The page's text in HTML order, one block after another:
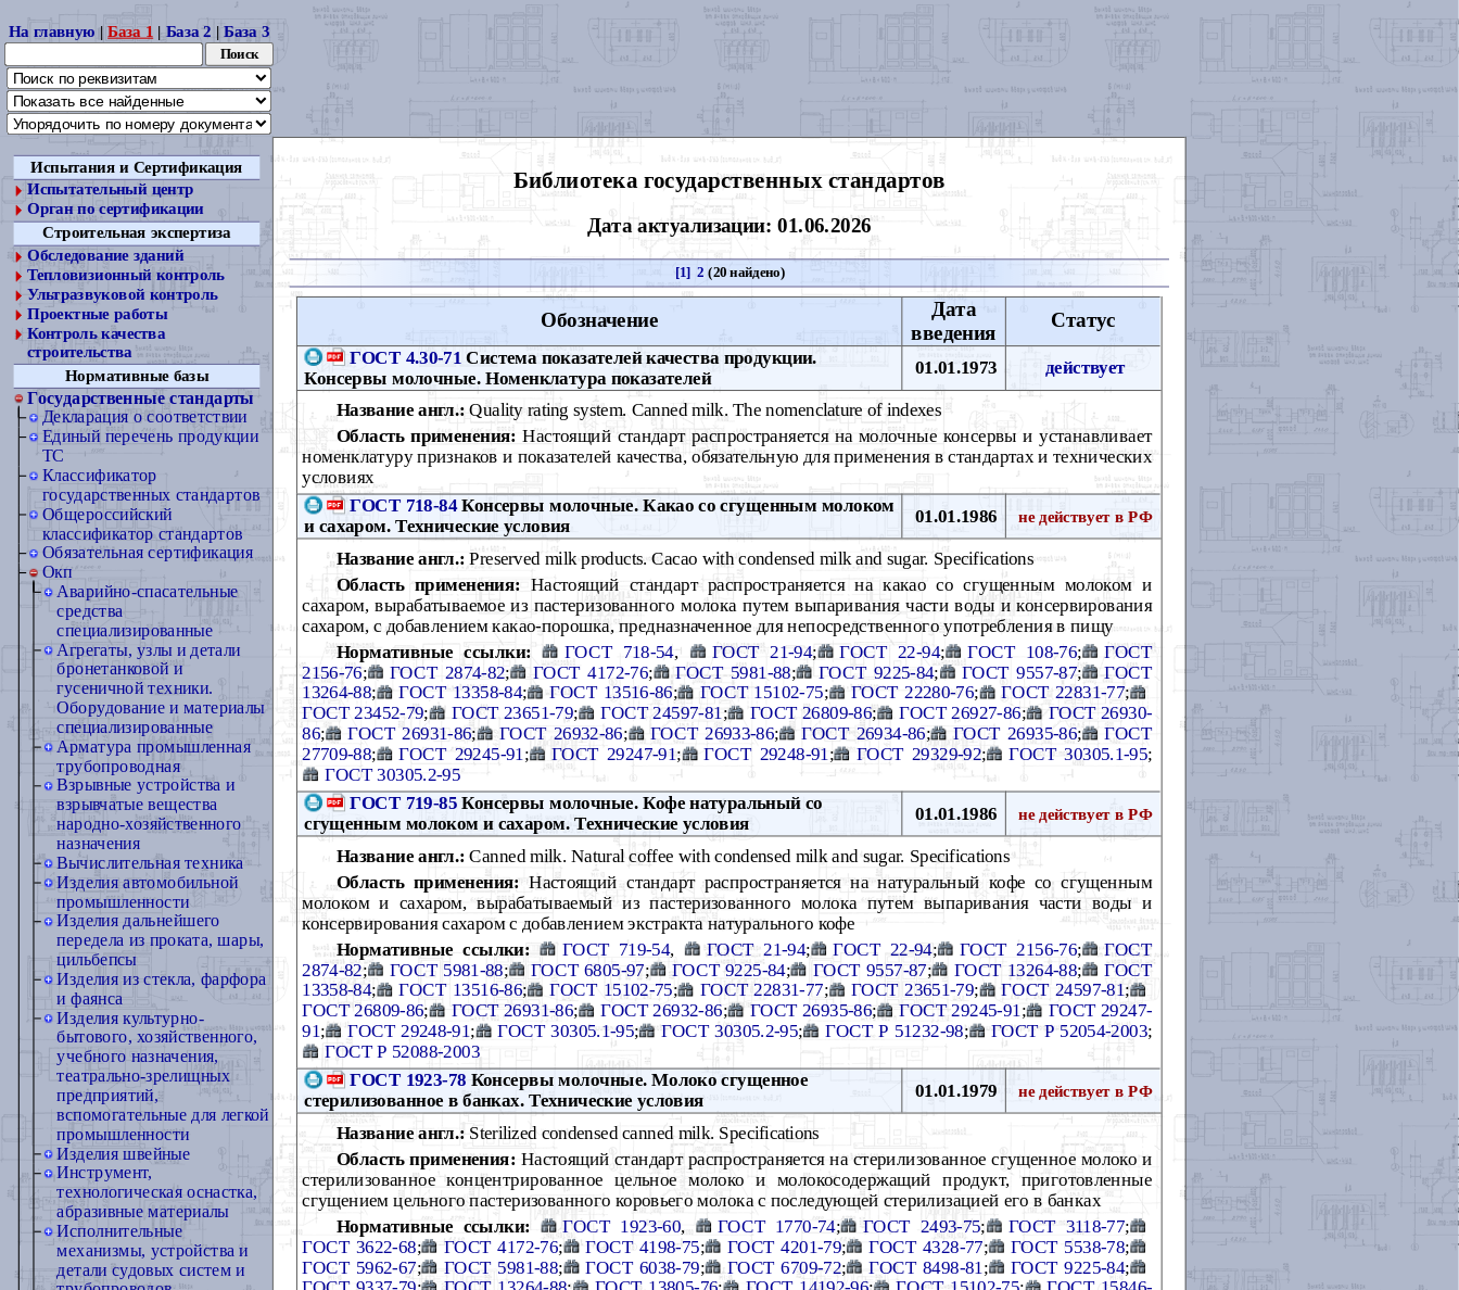
На главную |База 1 | База 2 |База 3
Испытания и Сертификация
Испытательный центр
Орган по сертификации
Строительная экспертиза
Обследование зданий
Тепловизионный контроль
Ультразвуковой контроль
Проектные работы
Контроль качества
строительства
Нормативные базы
Государственные стандарты
Декларация о соответствии
Единый перечень продукции
ТС
Классификатор
государственных стандартов
Общероссийский
классификатор стандартов
Обязательная сертификация
Окп
Аварийно-спасательные
средства
специализированные
Агрегаты, узлы и детали
бронетанковой и
гусеничной техники.
Оборудование и материалы
специализированные
Арматура промышленная
трубопроводная
Взрывные устройства и
взрывчатые вещества
народно-хозяйственного
назначения
Вычислительная техника
Изделия автомобильной
промышленности
Изделия дальнейшего
передела из проката, шары,
цильбепсы
Изделия из стекла, фарфора
и фаянса
Изделия культурно-
бытового, хозяйственного,
учебного назначения,
театрально-зрелищных
предприятий,
вспомогательные для легкой
промышленности
Изделия швейные
Инструмент,
технологическая оснастка,
абразивные материалы
Исполнительные
механизмы, устройства и
детали судовых систем и
Библиотека государственных стандартов
Дата актуализации: 01.06.2026
[1] 2 (20 найдено)
Обозначение
Дата
введения
Статус
ГОСТ 4.30-71 Система показателей качества продукции.
Консервы молочные. Номенклатура показателей
01.01.1973 действует
Название англ.: Quality rating system. Canned milk. The nomenclature of indexes
Область применения: Настоящий стандарт распространяется на молочные консервы и устанавливает
номенклатуру признаков и показателей качества, обязательную для применения в стандартах и технических
условиях
ГОСТ 718-84Консервы молочные. Какао со сгущенным молоком
и сахаром. Технические условия
01.01.1986 не действует в РФ
Название англ.: Preserved milk products. Cacao with condensed milk and sugar. Specifications
Область применения: Настоящий стандарт распространяется на какао со сгущенным молоком и
сахаром, вырабатываемое из пастеризованного молока путем выпаривания части воды и консервирования
сахаром, с добавлением какао-порошка, предназначенное для непосредственного употребления в пищу
Нормативные ссылки: ГОСТ 718-54, ГОСТ 21-94; ГОСТ 22-94; ГОСТ 108-76; ГОСТ
2156-76; ГОСТ 2874-82; ГОСТ 4172-76; ГОСТ 5981-88; ГОСТ 9225-84; ГОСТ 9557-87;
ГОСТ
13264-88; ГОСТ 13358-84; ГОСТ 13516-86; ГОСТ 15102-75; ГОСТ 22280-76; ГОСТ 22831-77;
ГОСТ 23452-79; ГОСТ 23651-79; ГОСТ 24597-81 ; ГОСТ 26809-86; ГОСТ 26927-86;
ГОСТ 26930-
86; ГОСТ 26931-86; ГОСТ 26932-86; ГОСТ 26933-86; ГОСТ 26934-86; ГОСТ 26935-86;
ГОСТ
27709-88; ГОСТ 29245-91 ; ГОСТ 29247-91; ГОСТ 29248-91 ; ГОСТ 29329-92; ГОСТ 30305.1-95;
ГОСТ 30305.2-95
ГОСТ 719-85Консервы молочные. Кофе натуральный со
сгущенным молоком и сахаром. Технические условия
01.01.1986 не действует в РФ
Название англ.: Canned milk. Natural coffee with condensed milk and sugar. Specifications
Область применения:Настоящий стандарт распространяется на натуральный кофе со сгущенным
молоком и сахаром, вырабатываемый из пастеризованного молока путем выпаривания части воды и
консервирования сахаром с добавлением экстракта натурального кофе
Нормативные ссылки:
ГОСТ 719-54, ГОСТ 21-94; ГОСТ 22-94; ГОСТ 2156-76;
ГОСТ
2874-82; ГОСТ 5981-88; ГОСТ 6805-97; ГОСТ 9225-84; ГОСТ 9557-87; ГОСТ 13264-88;
ГОСТ
13358-84; ГОСТ 13516-86; ГОСТ 15102-75; ГОСТ 22831-77; ГОСТ 23651-79; ГОСТ 24597-81;
ГОСТ 26809-86; ГОСТ 26931-86; ГОСТ 26932-86; ГОСТ 26935-86; ГОСТ 29245-91 ;
ГОСТ 29247-
91; ГОСТ 29248-91; ГОСТ 30305.1-95; ГОСТ 30305.2-95; ГОСТ Р 51232-98; ГОСТ Р 52054-2003;
ГОСТ Р 52088-2003
ГОСТ 1923-78 Консервы молочные. Молоко сгущенное
стерилизованное в банках. Технические условия
01.01.1979 не действует в РФ
Название англ.: Sterilized condensed canned milk. Specifications
Область применения:Настоящий стандарт распространяется на стерилизованное сгущенное молоко и
стерилизованное концентрированное цельное молоко и молокосодержащий продукт, приготовленные
сгущением цельного пастеризованного коровьего молока с последующей стерилизацией его в банках
Нормативные ссылки: ГОСТ 1923-60, ГОСТ 1770-74; ГОСТ 2493-75; ГОСТ 3118-77;
ГОСТ 3622-68; ГОСТ 4172-76; ГОСТ 4198-75; ГОСТ 4201-79; ГОСТ 4328-77; ГОСТ 5538-78;
ГОСТ 5962-67; ГОСТ 5981-88; ГОСТ 6038-79; ГОСТ 6709-72; ГОСТ 8498-81 ; ГОСТ 9225-84;